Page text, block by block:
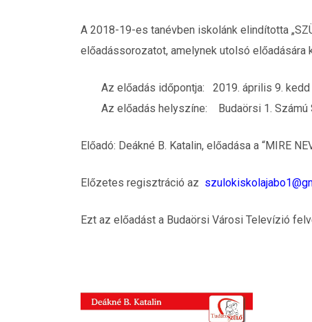
A 2018-19-es tanévben iskolánk elindította
előadássorozatot, amelynek utolsó előadására
Az előadás időpontja: 2019. április 9. kedd
Az előadás helyszíne: Budaörsi 1.
Előadó: Deákné B. Katalin, előadása a “MIRE
Előzetes regisztráció az
Ezt az előadást a Budaörsi Városi Televízió